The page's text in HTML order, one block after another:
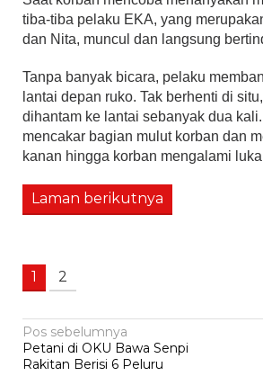
tiba-tiba pelaku EKA, yang
dan Nita, muncul dan langsung
Tanpa banyak bicara, pelaku
lantai depan ruko. Tak berhenti di
dihantam ke lantai sebanyak dua
mencakar bagian mulut korban dan
kanan hingga korban mengalami
Laman berikutnya
1 2
Navigasi
pos
Pos sebelumnya
Petani di OKU Bawa Senpi
Rakitan Berisi 6 Peluru